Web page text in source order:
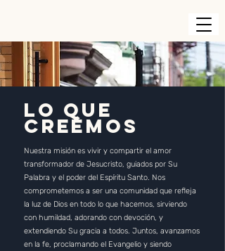
Lo Que
Creemos
Nuestra misión es vivir y compartir el amor
transformador de Jesucristo, guiados por Su
Palabra y el poder del Espíritu Santo. Nos
comprometemos a ser una comunidad que refleja
la luz de Dios en todo lo que hacemos, sirviendo
con humildad, adorando con devoción, y
extendiendo Su gracia a todos. Juntos, avanzamos
en la fe, proclamando el Evangelio y siendo